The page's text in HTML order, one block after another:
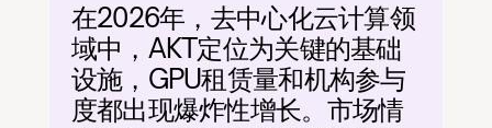
在2026年，去中心化云计算领
域中，AKT定位为关键的基础
设施，GPU租赁量和机构参与
度都出现爆炸性增长。市场情